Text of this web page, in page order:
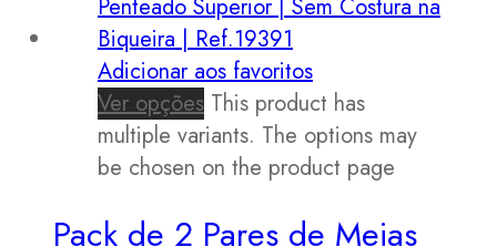
Adicionar aos favoritos
Ver opções This product has
multiple variants. The options may
be chosen on the product page
Pack de 2 Pares de Meias